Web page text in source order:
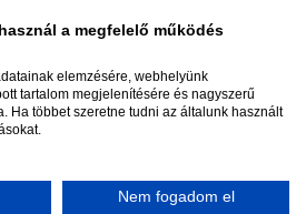
szerk@vadhajtasok.hu
ImpresszumSzerzői jogok
a megfelelő működés
elemzésére, webhelyünk
tartalom megjelenítésére és nagyszerű
Ha többet szeretne tudni az általunk használt
Nem fogadom el